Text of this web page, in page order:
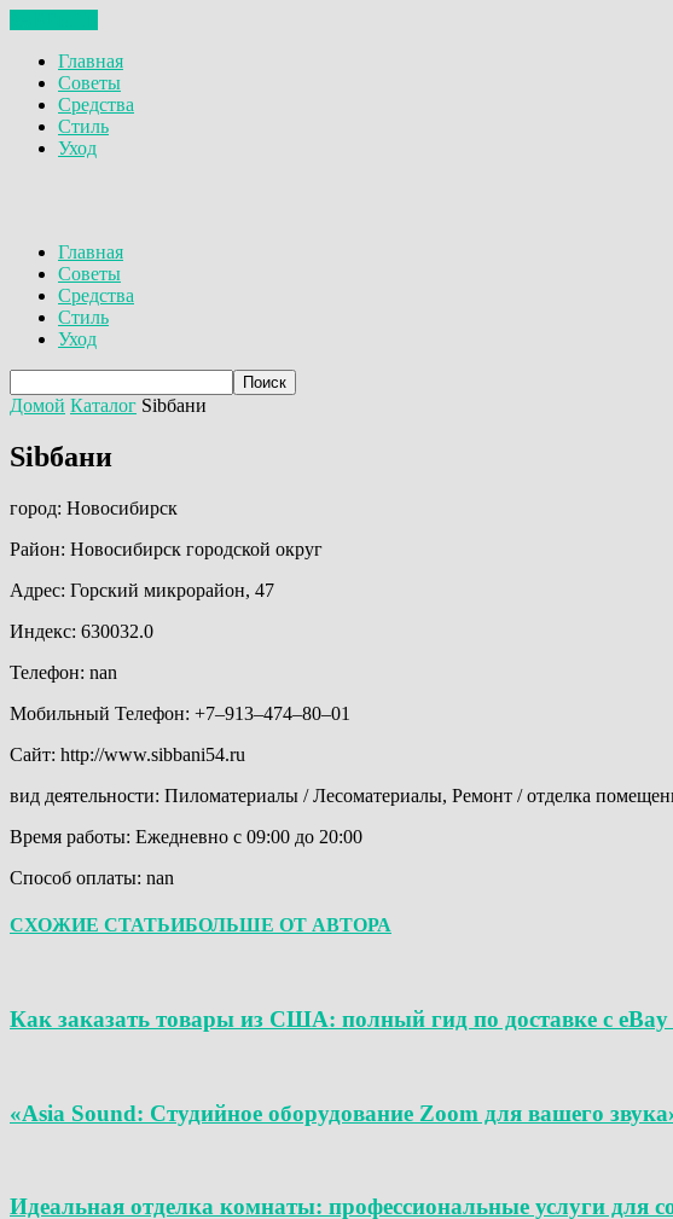
Главная
Советы
Средства
Стиль
Уход
Главная
Советы
Средства
Стиль
Уход
Домой Каталог Sibбани
Sibбани
город: Новосибирск
Район: Новосибирск городской округ
Адрес: Горский микрорайон, 47
Индекс: 630032.0
Телефон: nan
Мобильный Телефон: +7‒913‒474‒80‒01
Сайт: http://www.sibbani54.ru
вид деятельности: Пиломатериалы / Лесоматериалы, Ремонт / отделка
Время работы: Ежедневно с 09:00 до 20:00
Способ оплаты: nan
СХОЖИЕ СТАТЬИБОЛЬШЕ ОТ АВТОРА
Как заказать товары из США: полный гид по доставке с eBay
«Asia Sound: Студийное оборудование Zoom для вашего
Идеальная отделка комнаты: профессиональные услуги для